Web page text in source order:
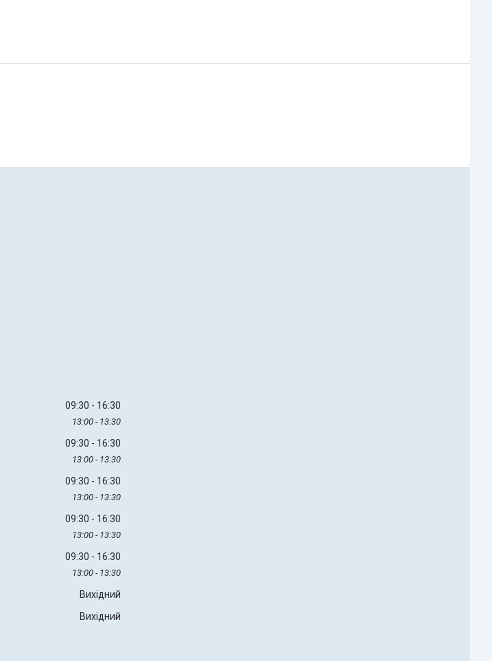
09:30 16:30
13:00 13:30
09:30 16:30
13:00 13:30
09:30 16:30
13:00 13:30
09:30 16:30
13:00 13:30
09:30 16:30
13:00 13:30
Вихідний
Вихідний